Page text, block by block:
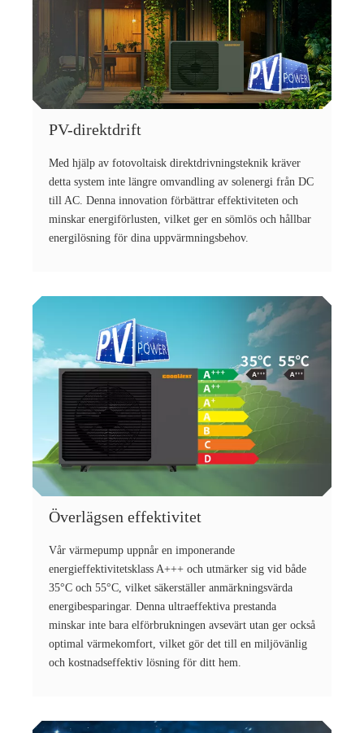
PV-direktdrift
Med hjälp av fotovoltaisk direktdrivningsteknik kräver
detta system inte längre omvandling av solenergi från DC
till AC. Denna innovation förbättrar effektiviteten och
minskar energiförlusten, vilket ger en sömlös och hållbar
energilösning för dina uppvärmningsbehov.
Överlägsen effektivitet
Vår värmepump uppnår en imponerande
energieffektivitetsklass A+++ och utmärker sig vid både
35°C och 55°C, vilket säkerställer anmärkningsvärda
energibesparingar. Denna ultraeffektiva prestanda
minskar inte bara elförbrukningen avsevärt utan ger också
optimal värmekomfort, vilket gör det till en miljövänlig
och kostnadseffektiv lösning för ditt hem.